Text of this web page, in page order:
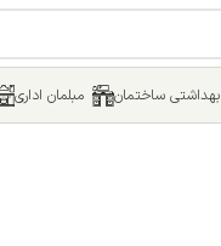
بهداشتی ساختمان مبلمان اداری